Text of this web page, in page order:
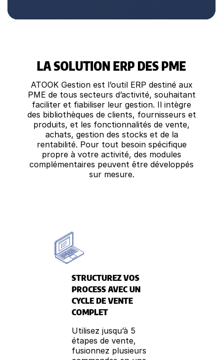
LA SOLUTION ERP DES PME
ATOOK Gestion est l’outil ERP destiné aux
PME de tous secteurs d’activité, souhaitant
faciliter et fiabiliser leur gestion. Il intègre
des bibliothèques de clients, fournisseurs et
produits, et les fonctionnalités de vente,
achats, gestion des stocks et de la
rentabilité. Pour tout besoin spécifique
propre à votre activité, des modules
complémentaires peuvent être développés
sur mesure.
STRUCTUREZ VOS
PROCESS AVEC UN
CYCLE DE VENTE
COMPLET
Utilisez jusqu’à 5
étapes de vente,
fusionnez plusieurs